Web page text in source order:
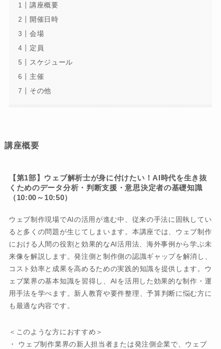
講座概要
開催日時
会場
定員
スケジュール
主催
その他
講座概要
【第1部】ウェブ解析士が身に付けたい！AI時代を生き抜
くためのデータ分析・判断支援・意思決定者の基礎知識
（10:00～10:50）
ウェブ制作現場でAIの活用が進む中、従来の手法に固執してい
ると多くの問題が生じてしまいます。本講座では、ウェブ制作
における人間の役割と効果的なAI活用法、海外事例から学ぶ未
来像を解説します。発注側と制作側の認識ギャップを解消し、
コスト効率と成果を高めるための実践的知識を提供します。ウ
ェブ業界の基本知識を習得し、AIを活用した効果的な制作・運
用手法を学べます。新人教育や要件整理、予算判断に悩む方に
も最適な内容です。
＜このような方におすすめ＞
・ ウェブ制作業界の新人担当者または発注側企業で、ウェブ